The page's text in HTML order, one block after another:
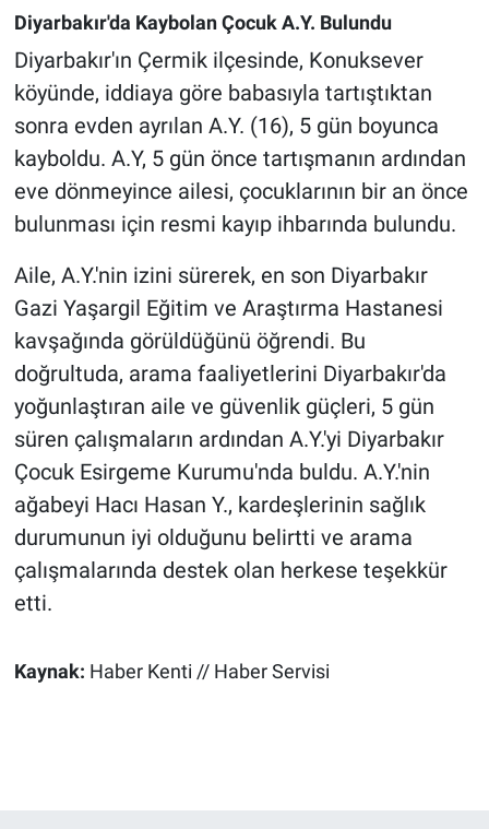
Diyarbakır'da Kaybolan Çocuk A.Y. Bulundu
Diyarbakır'ın Çermik ilçesinde, Konuksever
köyünde, iddiaya göre babasıyla tartıştıktan
sonra evden ayrılan A.Y. (16), 5 gün boyunca
kayboldu. A.Y, 5 gün önce tartışmanın ardından
eve dönmeyince ailesi, çocuklarının bir an önce
bulunması için resmi kayıp ihbarında bulundu.
Aile, A.Y.'nin izini sürerek, en son Diyarbakır
Gazi Yaşargil Eğitim ve Araştırma Hastanesi
kavşağında görüldüğünü öğrendi. Bu
doğrultuda, arama faaliyetlerini Diyarbakır'da
yoğunlaştıran aile ve güvenlik güçleri, 5 gün
süren çalışmaların ardından A.Y.'yi Diyarbakır
Çocuk Esirgeme Kurumu'nda buldu. A.Y.'nin
ağabeyi Hacı Hasan Y., kardeşlerinin sağlık
durumunun iyi olduğunu belirtti ve arama
çalışmalarında destek olan herkese teşekkür
etti.
Kaynak: Haber Kenti // Haber Servisi